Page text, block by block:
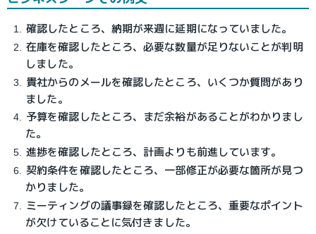
確認したところ、納期が来週に延期になっていました。
在庫を確認したところ、必要な数量が足りないことが判明
しました。
貴社からのメールを確認したところ、いくつか質問があり
ました。
予算を確認したところ、まだ余裕があることがわかりまし
た。
進捗を確認したところ、計画よりも前進しています。
契約条件を確認したところ、一部修正が必要な箇所が見つ
かりました。
ミーティングの議事録を確認したところ、重要なポイント
が欠けていることに気付きました。